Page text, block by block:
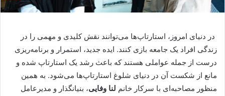
در دنیای امروز، استارتاپ‌ها می‌توانند نقش کلیدی و مهمی را در
زندگی افراد یک جامعه بازی‌ کنند. ایده جدید، استمرار و برنامه‌ریزی
درست از جمله عواملی هستند که باعث رشد یک استارتاپ شده و
مانع از شکست آن در دنیای شلوغ استارتاپ‌ها می‌شود. به همین
منظور مصاحبه‌ای با سرکار خانم لنا وفایی، بنیانگذار و مدیرعامل